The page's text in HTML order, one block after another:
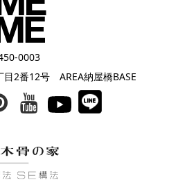
0003
目2番12号 AREA納屋橋BASE